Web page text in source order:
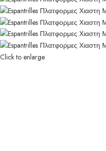
Click to enlarge